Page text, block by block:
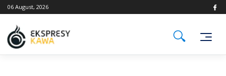
Skip
to
06 August, 2026